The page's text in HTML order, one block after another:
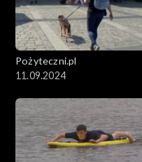
Pożyteczni.pl
11.09.2024